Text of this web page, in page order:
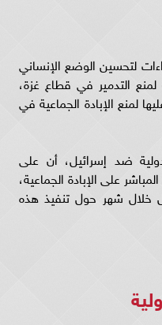
لتحسين الوضع الإنساني
التدمير في قطاع غزة،
لمنع الإبادة الجماعية في
ضد إسرائيل، أن على
على الإبادة الجماعية،
خلال شهر حول تنفيذ هذه